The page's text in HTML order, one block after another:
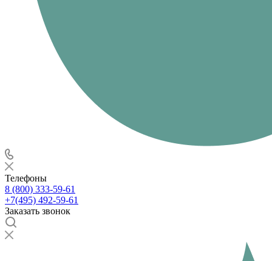
Телефоны
8 (800) 333-59-61
+7(495) 492-59-61
Заказать звонок